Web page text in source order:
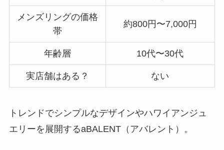
メンズリングの価格
帯
約800円〜7,000円
年齢層 10代〜30代
実店舗はある？ ない
トレンドでシンプルなデザインやハワイアンジュ
エリーを展開するaBALENT（アバレント）。